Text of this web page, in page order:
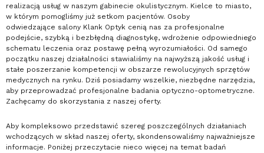
realizacją usług w naszym gabinecie okulistycznym. Kielce to miasto,
w którym pomogliśmy już setkom pacjentów. Osoby
odwiedzające salony Klank Optyk cenią nas za profesjonalne
podejście, szybką i bezbłędną diagnostykę, wdrożenie odpowiedniego
schematu leczenia oraz postawę pełną wyrozumiałości. Od samego
początku naszej działalności stawialiśmy na najwyższą jakość usług i
stałe poszerzanie kompetencji w obszarze rewolucyjnych sprzętów
medycznych na rynku. Dziś posiadamy wszelkie, niezbędne narzędzia,
aby przeprowadzać profesjonalne badania optyczno-optometryczne.
Zachęcamy do skorzystania z naszej oferty.
Aby kompleksowo przedstawić szereg poszczególnych działaniach
wchodzących w skład naszej oferty, skondensowaliśmy najważniejsze
informacje. Poniżej przeczytacie nieco więcej na temat badań